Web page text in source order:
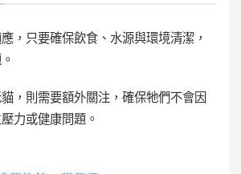
，只要確保飲食、水源與環境清潔，
，則需要額外關注，確保牠們不會因
力或健康問題。